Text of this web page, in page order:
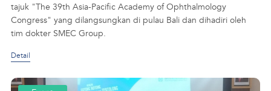
tajuk "The 39th Asia-Pacific Academy of Ophthalmology
Congress" yang dilangsungkan di pulau Bali dan dihadiri oleh
tim dokter SMEC Group.
Detail